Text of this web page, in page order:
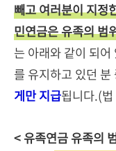
빼고 여러분이 지정
민연금은 유족의 범
는 아래와 같이 되
를 유지하고 있던 분
게만 지급됩니다.(
< 유족연금 유족의